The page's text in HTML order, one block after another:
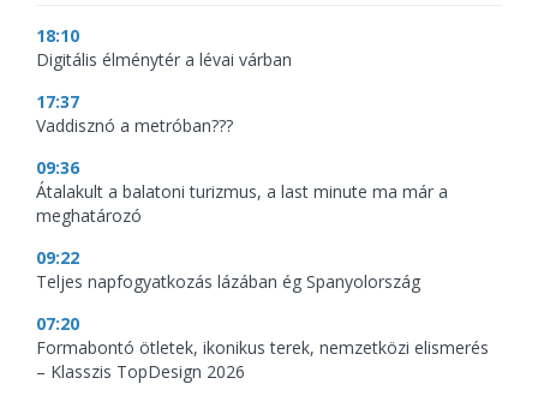
18:10
Digitális élménytér a lévai várban
17:37
Vaddisznó a metróban???
09:36
Átalakult a balatoni turizmus, a last minute ma már a
meghatározó
09:22
Teljes napfogyatkozás lázában ég Spanyolország
07:20
Formabontó ötletek, ikonikus terek, nemzetközi elismerés
– Klasszis TopDesign 2026